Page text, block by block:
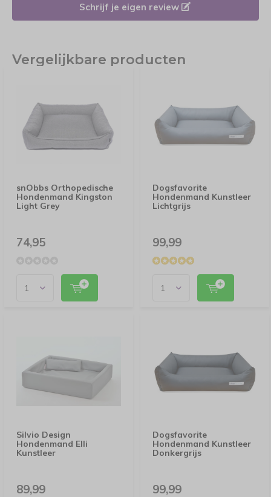
Schrijf je eigen review
Vergelijkbare producten
snObbs Orthopedische
Hondenmand Kingston
Light Grey
74,95
Dogsfavorite
Hondenmand Kunstleer
Lichtgrijs
99,99
Silvio Design
Hondenmand Elli
Kunstleer
89,99
Dogsfavorite
Hondenmand Kunstleer
Donkergrijs
99,99